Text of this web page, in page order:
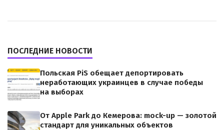
ПОСЛЕДНИЕ НОВОСТИ
Польская PiS обещает депортировать
неработающих украинцев в случае победы
на выборах
От Apple Park до Кемерова: mock-up — золотой
стандарт для уникальных объектов